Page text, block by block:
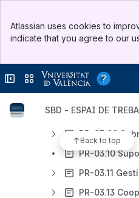
Top Bar
Sidebar
Atlassian uses cookies to
indicate that you agree to our
Collapse sidebar
Switch sites or apps
SBD - ESPAI DE
Back to top